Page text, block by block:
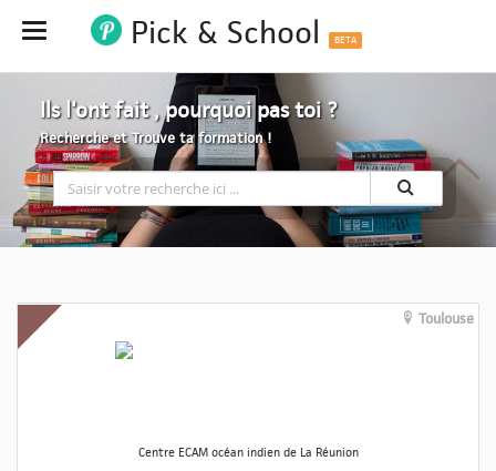
Hide Pick & School BETA
Ils l'ont fait , pourquoi pas toi ?
Recherche et Trouve ta formation !
Toulouse
Centre ECAM océan indien de La Réunion